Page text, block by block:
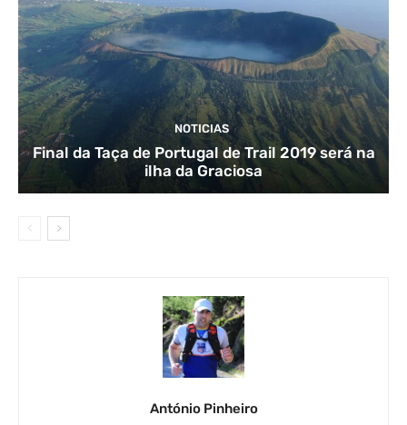
NOTICIAS
Final da Taça de Portugal de Trail 2019 será na
ilha da Graciosa
António Pinheiro